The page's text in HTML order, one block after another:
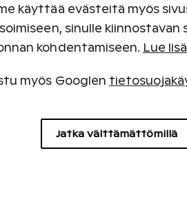
Levi
Tutustu kohteeseen
käyttää evästeitä myös
sinulle kiinnostavan
kohdentamiseen. Lue
myös Googlen
evästeet
Jatka välttämättömillä